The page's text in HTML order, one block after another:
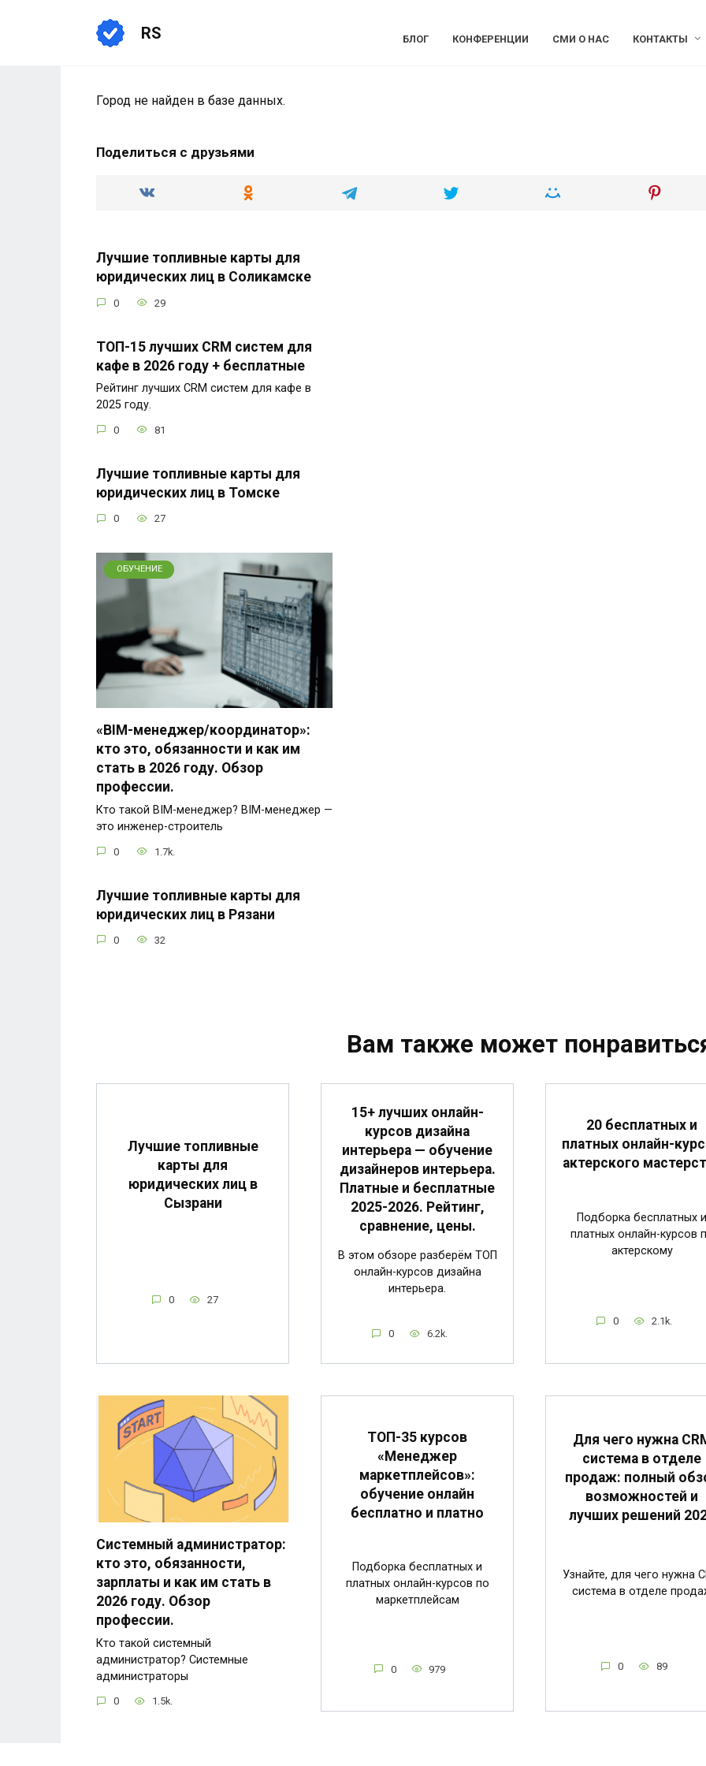
RS БЛОГ КОНФЕРЕНЦИИ СМИ О НАС КОНТАКТЫ
Город не найден в базе данных.
Поделиться с друзьями
Лучшие топливные карты для
юридических лиц в Соликамске
0 29
ТОП-15 лучших CRM систем для
кафе в 2026 году + бесплатные
Рейтинг лучших CRM систем для кафе в
2025 году.
0 81
Лучшие топливные карты для
юридических лиц в Томске
0 27
ОБУЧЕНИЕ
«BIM-менеджер/координатор»:
кто это, обязанности и как им
стать в 2026 году. Обзор
профессии.
Кто такой BIM-менеджер? BIM-менеджер —
это инженер-строитель
0 1.7k.
Лучшие топливные карты для
юридических лиц в Рязани
0 32
Вам также может
Лучшие топливные
карты для
юридических лиц в
Сызрани
0 27
15+ лучших онлайн-
курсов дизайна
интерьера — обучение
дизайнеров интерьера.
Платные и бесплатные
2025-2026. Рейтинг,
сравнение, цены.
В этом обзоре разберём ТОП
онлайн-курсов дизайна
интерьера.
0 6.2k.
20 бесплатных и
платных онлайн-
актерского
Подборка бесплатных и
платных онлайн-курсов
актерскому
0 2.1k.
Системный администратор:
кто это, обязанности,
зарплаты и как им стать в
2026 году. Обзор
профессии.
Кто такой системный
администратор? Системные
администраторы
0 1.5k.
ТОП-35 курсов
«Менеджер
маркетплейсов»:
обучение онлайн
бесплатно и платно
Подборка бесплатных и
платных онлайн-курсов по
маркетплейсам
0 979
Для чего нужна
система в отделе
продаж: полный
возможностей и
лучших решений
Узнайте, для чего нужна
система в отделе
0 89